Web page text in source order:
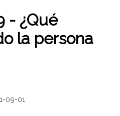
- ¿Qué
la persona
09-01